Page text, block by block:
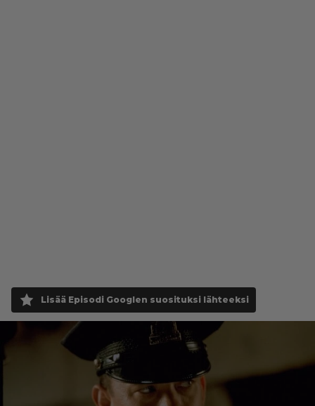
Lisää Episodi Googlen suosituksi lähteeksi